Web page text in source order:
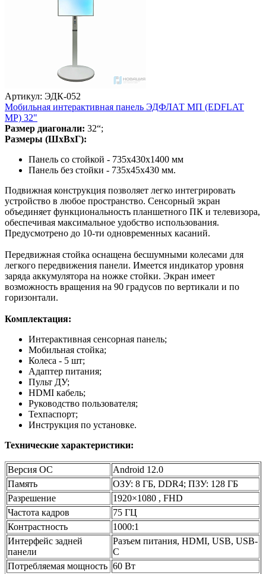
Артикул: ЭДК-052
Мобильная интерактивная панель ЭДФЛАТ МП (EDFLAT
MP) 32"
Размер диагонали: 32“;
Размеры (ШхВхГ):
Панель со стойкой - 735х430х1400 мм
Панель без стойки - 735х45х430 мм.
Подвижная конструкция позволяет легко интегрировать
устройство в любое пространство. Сенсорный экран
объединяет функциональность планшетного ПК и телевизора,
обеспечивая максимальное удобство использования.
Предусмотрено до 10-ти одновременных касаний.
Передвижная стойка оснащена бесшумными колесами для
легкого передвижения панели. Имеется индикатор уровня
заряда аккумулятора на ножке стойки. Экран имеет
возможность вращения на 90 градусов по вертикали и по
горизонтали.
Комплектация:
Интерактивная сенсорная панель;
Мобильная стойка;
Колеса - 5 шт;
Адаптер питания;
Пульт ДУ;
HDMI кабель;
Руководство пользователя;
Техпаспорт;
Инструкция по установке.
Технические характеристики:
Версия ОС
Android 12.0
Память
ОЗУ: 8 ГБ, DDR4; ПЗУ: 128 ГБ
Разрешение
1920×1080 , FHD
Частота кадров
75 ГЦ
Контрастность
1000:1
Интерфейс задней
панели
Разъем питания, HDMI, USB, USB-
C
Потребляемая мощность 60 Вт